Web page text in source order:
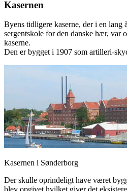
Kasernen
Byens tidligere kaserne, der i en lang
sergentskole for den danske hær, var
kaserne.
Den er bygget i 1907 som artilleri-
Kasernen i Sønderborg
Der skulle oprindeligt have været